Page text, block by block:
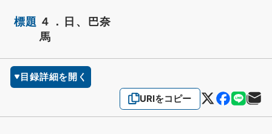
標題 ４．日、巴奈
馬
目録詳細を開く
URIをコピー